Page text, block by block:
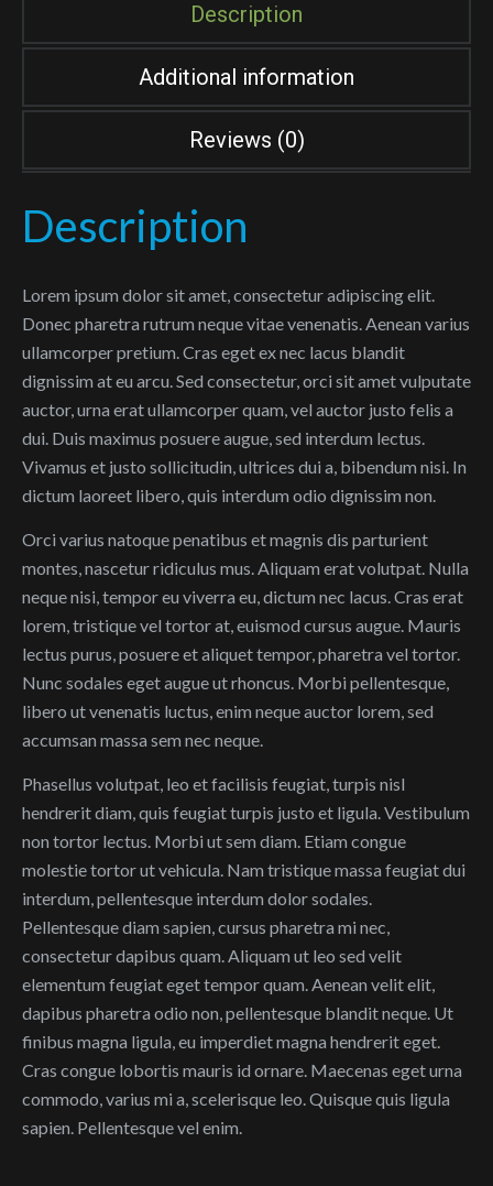
Description
Additional information
Reviews (0)
Description
Lorem ipsum dolor sit amet, consectetur adipiscing elit.
Donec pharetra rutrum neque vitae venenatis. Aenean varius
ullamcorper pretium. Cras eget ex nec lacus blandit
dignissim at eu arcu. Sed consectetur, orci sit amet vulputate
auctor, urna erat ullamcorper quam, vel auctor justo felis a
dui. Duis maximus posuere augue, sed interdum lectus.
Vivamus et justo sollicitudin, ultrices dui a, bibendum nisi. In
dictum laoreet libero, quis interdum odio dignissim non.
Orci varius natoque penatibus et magnis dis parturient
montes, nascetur ridiculus mus. Aliquam erat volutpat. Nulla
neque nisi, tempor eu viverra eu, dictum nec lacus. Cras erat
lorem, tristique vel tortor at, euismod cursus augue. Mauris
lectus purus, posuere et aliquet tempor, pharetra vel tortor.
Nunc sodales eget augue ut rhoncus. Morbi pellentesque,
libero ut venenatis luctus, enim neque auctor lorem, sed
accumsan massa sem nec neque.
Phasellus volutpat, leo et facilisis feugiat, turpis nisl
hendrerit diam, quis feugiat turpis justo et ligula. Vestibulum
non tortor lectus. Morbi ut sem diam. Etiam congue
molestie tortor ut vehicula. Nam tristique massa feugiat dui
interdum, pellentesque interdum dolor sodales.
Pellentesque diam sapien, cursus pharetra mi nec,
consectetur dapibus quam. Aliquam ut leo sed velit
elementum feugiat eget tempor quam. Aenean velit elit,
dapibus pharetra odio non, pellentesque blandit neque. Ut
finibus magna ligula, eu imperdiet magna hendrerit eget.
Cras congue lobortis mauris id ornare. Maecenas eget urna
commodo, varius mi a, scelerisque leo. Quisque quis ligula
sapien. Pellentesque vel enim.